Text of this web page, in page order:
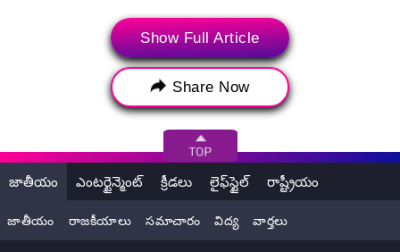
Show Full Article
Share Now
జాతీయం ఎంటర్టైన్మెంట్ క్రీడలు లైఫ్‌స్టైల్ రాష్ట్రీయం
జాతీయం రాజకీయాలు సమాచారం విద్య వార్తలు